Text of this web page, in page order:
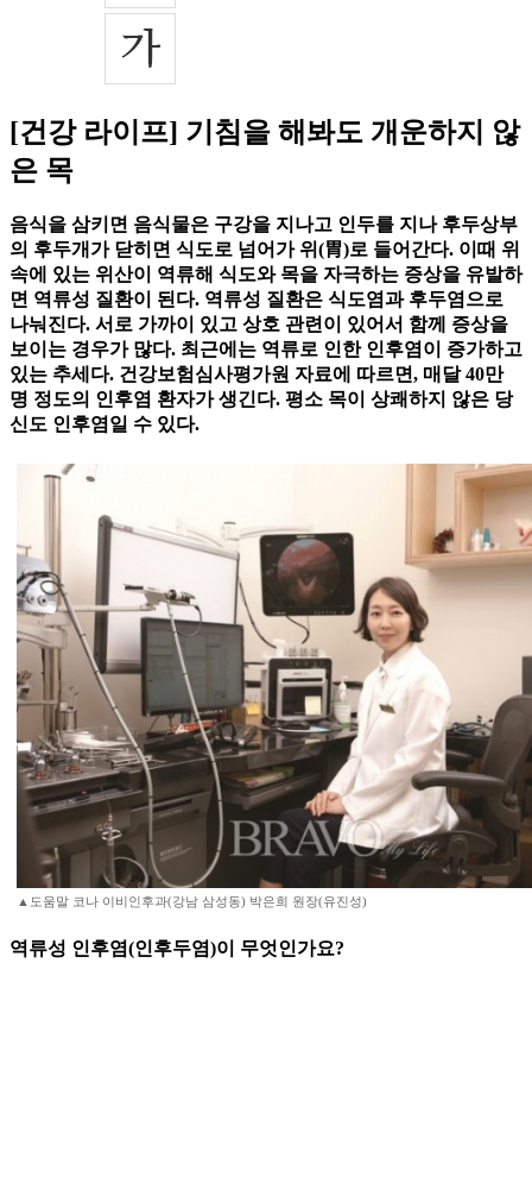
[건강 라이프] 기침을 해봐도 개운하지 않
은 목
음식을 삼키면 음식물은 구강을 지나고 인두를 지나 후두상부
의 후두개가 닫히면 식도로 넘어가 위(胃)로 들어간다. 이때 위
속에 있는 위산이 역류해 식도와 목을 자극하는 증상을 유발하
면 역류성 질환이 된다. 역류성 질환은 식도염과 후두염으로
나눠진다. 서로 가까이 있고 상호 관련이 있어서 함께 증상을
보이는 경우가 많다. 최근에는 역류로 인한 인후염이 증가하고
있는 추세다. 건강보험심사평가원 자료에 따르면, 매달 40만
명 정도의 인후염 환자가 생긴다. 평소 목이 상쾌하지 않은 당
신도 인후염일 수 있다.
▲도움말 코나 이비인후과(강남 삼성동) 박은희 원장(유진성)
역류성 인후염(인후두염)이 무엇인가요?